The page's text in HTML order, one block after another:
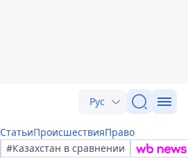
Рус
СтатьиПроисшествияПраво
#Казахстан в сравнении